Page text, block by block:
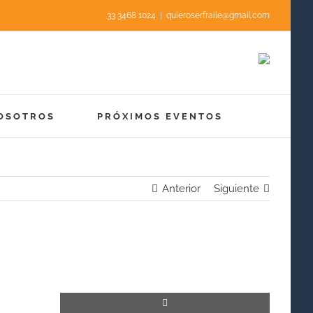
33 3468 1024 quieroserfraile@gmail.com
PRÓXIMOS EVENTOS
Anterior Siguiente